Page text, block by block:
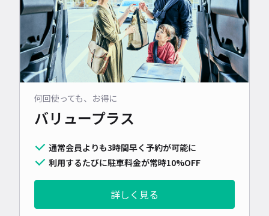
何回使っても、お得に
バリュープラス
通常会員よりも3時間早く予約が可能に
利用するたびに駐車料金が常時10%OFF
詳しく見る